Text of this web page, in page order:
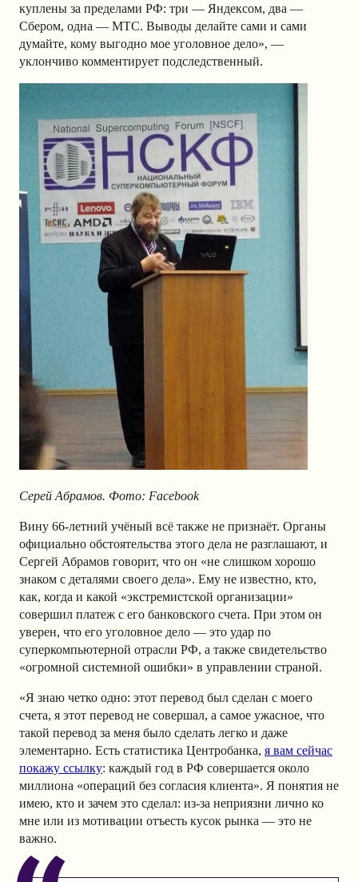
куплены за пределами РФ: три — Яндексом, два —
Сбером, одна — МТС. Выводы делайте сами и сами
думайте, кому выгодно мое уголовное дело», —
уклончиво комментирует подследственный.
Серей Абрамов. Фото: Facebook
Вину 66-летний учёный всё также не признаёт. Органы
официально обстоятельства этого дела не разглашают, и
Сергей Абрамов говорит, что он «не слишком хорошо
знаком с деталями своего дела». Ему не известно, кто,
как, когда и какой «экстремистской организации»
совершил платеж с его банковского счета. При этом он
уверен, что его уголовное дело — это удар по
суперкомпьютерной отрасли РФ, а также свидетельство
«огромной системной ошибки» в управлении страной.
«Я знаю четко одно: этот перевод был сделан с моего
счета, я этот перевод не совершал, а самое ужасное, что
такой перевод за меня было сделать легко и даже
элементарно. Есть статистика Центробанка, я вам сейчас
покажу ссылку: каждый год в РФ совершается около
миллиона «операций без согласия клиента». Я понятия не
имею, кто и зачем это сделал: из-за неприязни лично ко
мне или из мотивации отъесть кусок рынка — это не
важно.